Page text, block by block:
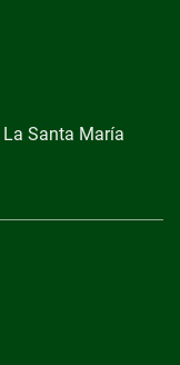
La Santa María